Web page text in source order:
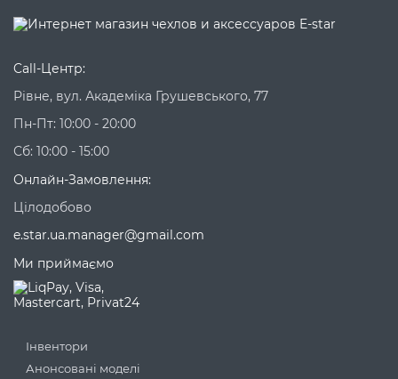
Call-Центр:
Рівне, вул. Академіка Грушевського, 77
Пн-Пт: 10:00 - 20:00
Сб: 10:00 - 15:00
Онлайн-Замовлення:
Цілодобово
e.star.ua.manager@gmail.com
Ми приймаємо
Інвентори
Анонсовані моделі